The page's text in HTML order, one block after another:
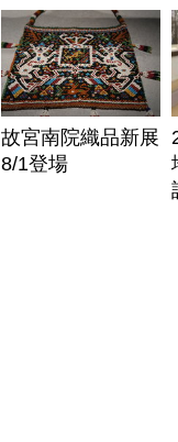
故宮南院織品新展
8/1登場